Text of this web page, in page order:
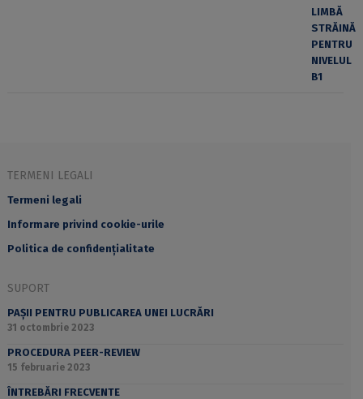
TERMENI LEGALI
Termeni legali
Informare privind cookie-urile
Politica de confidențialitate
SUPORT
PAȘII PENTRU PUBLICAREA UNEI LUCRĂRI
31 octombrie 2023
PROCEDURA PEER-REVIEW
15 februarie 2023
ÎNTREBĂRI FRECVENTE